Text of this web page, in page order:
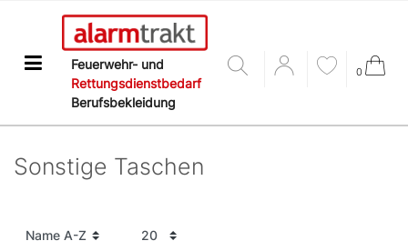
Feuerwehr- und
Rettungsdienstbedarf
Berufsbekleidung
0
Sonstige Taschen